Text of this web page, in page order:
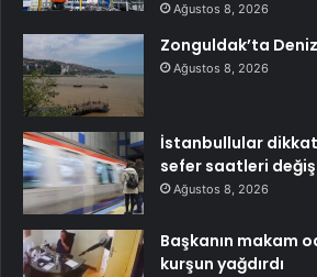
Ağustos 8, 2026
Zonguldak’ta
Ağustos 8, 2026
İstanbullular
sefer saatleri
Ağustos 8, 2026
Başkanın makam
kurşun yağdırdı